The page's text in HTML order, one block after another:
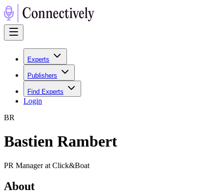
Experts
Publishers
Find Experts
Login
BR
Bastien Rambert
PR Manager at Click&Boat
About